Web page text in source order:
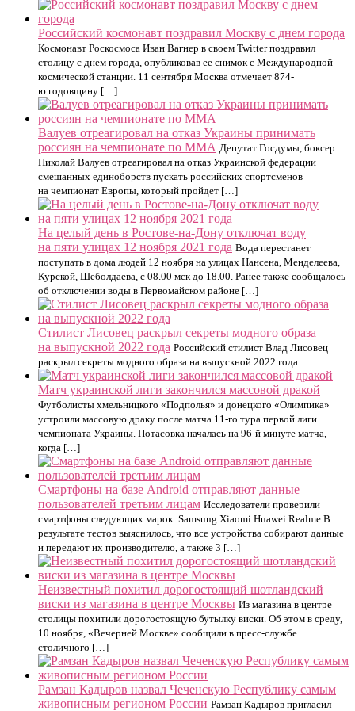
Российский космонавт поздравил Москву с днем города
Космонавт Роскосмоса Иван Вагнер в своем Twitter поздравил
столицу с днем города, опубликовав ее снимок с Международной
космической станции. 11 сентября Москва отмечает 874-
ю годовщину […]
Валуев отреагировал на отказ Украины принимать
россиян на чемпионате по ММА Депутат Госдумы, боксер
Николай Валуев отреагировал на отказ Украинской федерации
смешанных единоборств пускать российских спортсменов
на чемпионат Европы, который пройдет […]
На целый день в Ростове-на-Дону отключат воду
на пяти улицах 12 ноября 2021 года Вода перестанет
поступать в дома людей 12 ноября на улицах Нансена, Менделеева,
Курской, Шеболдаева, с 08.00 мск до 18.00. Ранее также сообщалось
об отключении воды в Первомайском районе […]
Стилист Лисовец раскрыл секреты модного образа
на выпускной 2022 года Российский стилист Влад Лисовец
раскрыл секреты модного образа на выпускной 2022 года.
Матч украинской лиги закончился массовой дракой
Футболисты хмельницкого «Подполья» и донецкого «Олимпика»
устроили массовую драку после матча 11-го тура первой лиги
чемпионата Украины. Потасовка началась на 96-й минуте матча,
когда […]
Смартфоны на базе Android отправляют данные
пользователей третьим лицам Исследователи проверили
смартфоны следующих марок: Samsung Xiaomi Huawei Realme В
результате тестов выяснилось, что все устройства собирают данные
и передают их производителю, а также 3 […]
Неизвестный похитил дорогостоящий шотландский
виски из магазина в центре Москвы Из магазина в центре
столицы похитили дорогостоящую бутылку виски. Об этом в среду,
10 ноября, «Вечерней Москве» сообщили в пресс-службе
столичного […]
Рамзан Кадыров назвал Чеченскую Республику самым
живописным регионом России Рамзан Кадыров пригласил